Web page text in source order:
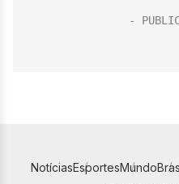
NotíciasEsportesMundo